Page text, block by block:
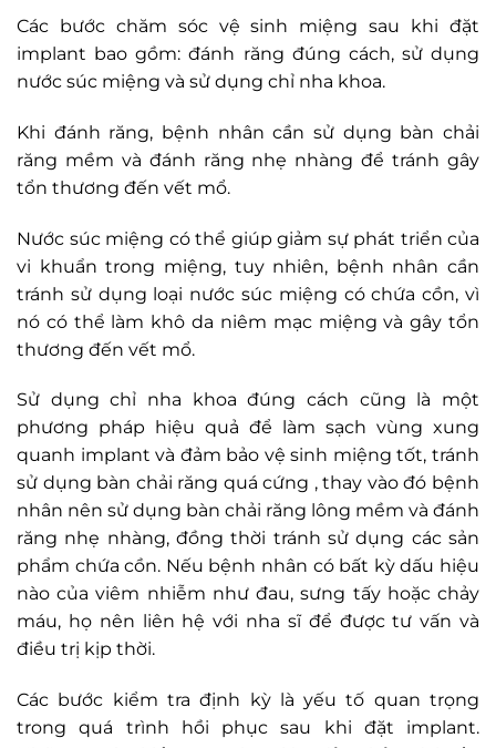
Các bước chăm sóc vệ sinh miệng sau khi đặt
implant bao gồm: đánh răng đúng cách, sử dụng
nước súc miệng và sử dụng chỉ nha khoa.
Khi đánh răng, bệnh nhân cần sử dụng bàn chải
răng mềm và đánh răng nhẹ nhàng để tránh gây
tổn thương đến vết mổ.
Nước súc miệng có thể giúp giảm sự phát triển của
vi khuẩn trong miệng, tuy nhiên, bệnh nhân cần
tránh sử dụng loại nước súc miệng có chứa cồn, vì
nó có thể làm khô da niêm mạc miệng và gây tổn
thương đến vết mổ.
Sử dụng chỉ nha khoa đúng cách cũng là một
phương pháp hiệu quả để làm sạch vùng xung
quanh implant và đảm bảo vệ sinh miệng tốt, tránh
sử dụng bàn chải răng quá cứng , thay vào đó bệnh
nhân nên sử dụng bàn chải răng lông mềm và đánh
răng nhẹ nhàng, đồng thời tránh sử dụng các sản
phẩm chứa cồn. Nếu bệnh nhân có bất kỳ dấu hiệu
nào của viêm nhiễm như đau, sưng tấy hoặc chảy
máu, họ nên liên hệ với nha sĩ để được tư vấn và
điều trị kịp thời.
Các bước kiểm tra định kỳ là yếu tố quan trọng
trong quá trình hồi phục sau khi đặt implant.